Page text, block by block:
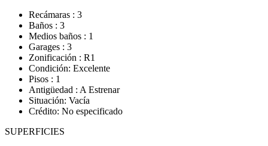
Recámaras : 3
Baños : 3
Medios baños : 1
Garages : 3
Zonificación : R1
Condición: Excelente
Pisos : 1
Antigüedad : A Estrenar
Situación: Vacía
Crédito: No especificado
SUPERFICIES